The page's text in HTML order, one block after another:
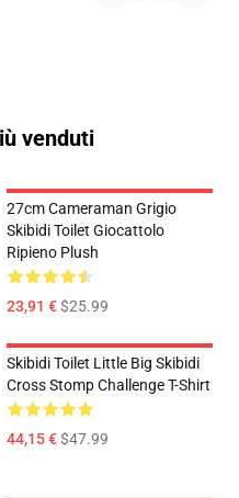
venduti
27cm Cameraman Grigio
Skibidi Toilet Giocattolo
Ripieno Plush
23,91 €$25.99
Skibidi Toilet Little Big Skibidi
Cross Stomp Challenge T-Shirt
44,15 €$47.99